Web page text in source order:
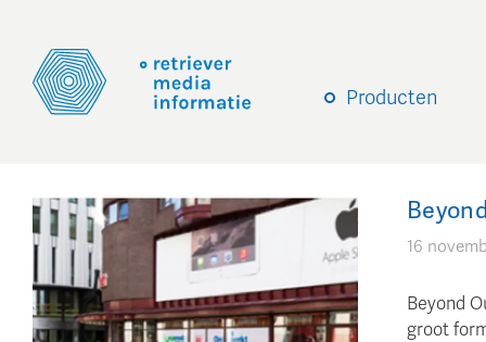
Producten
16
Beyond
groot